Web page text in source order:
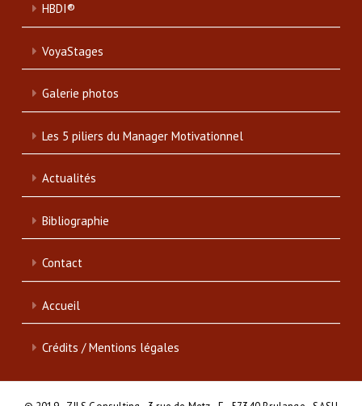
HBDI®
VoyaStages
Galerie photos
Les 5 piliers du Manager Motivationnel
Actualités
Bibliographie
Contact
Accueil
Crédits / Mentions légales